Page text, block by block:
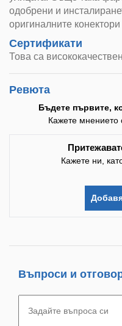
одобрени и
оригиналните
Сертификати
Това са
Ревюта
Бъдете първите,
Кажете мнението
Кажете ни,
Въпроси и